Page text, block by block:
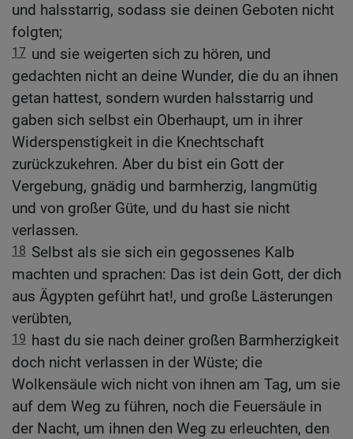
und halsstarrig, sodass sie deinen Geboten nicht
folgten;
17 und sie weigerten sich zu hören, und
gedachten nicht an deine Wunder, die du an ihnen
getan hattest, sondern wurden halsstarrig und
gaben sich selbst ein Oberhaupt, um in ihrer
Widerspenstigkeit in die Knechtschaft
zurückzukehren. Aber du bist ein Gott der
Vergebung, gnädig und barmherzig, langmütig
und von großer Güte, und du hast sie nicht
verlassen.
18 Selbst als sie sich ein gegossenes Kalb
machten und sprachen: Das ist dein Gott, der dich
aus Ägypten geführt hat!, und große Lästerungen
verübten,
19 hast du sie nach deiner großen Barmherzigkeit
doch nicht verlassen in der Wüste; die
Wolkensäule wich nicht von ihnen am Tag, um sie
auf dem Weg zu führen, noch die Feuersäule in
der Nacht, um ihnen den Weg zu erleuchten, den